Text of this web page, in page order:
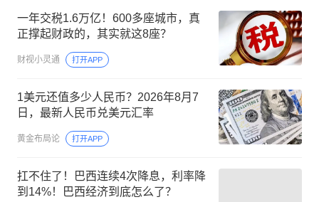
一年交税1.6万亿！600多座城市，真
正撑起财政的，其实就这8座？
财视小灵通 打开APP
1美元还值多少人民币？2026年8月7
日，最新人民币兑美元汇率
黄金布局论 打开APP
扛不住了！巴西连续4次降息，利率降
到14%！巴西经济到底怎么了？